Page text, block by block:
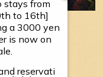
【受付時間】
：00～17：00
町層雲峡温泉